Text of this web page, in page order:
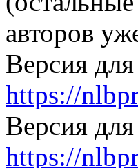
авторов
Версия
https://
Версия
https://